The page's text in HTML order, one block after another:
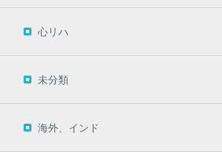
心リハ
未分類
海外、インド